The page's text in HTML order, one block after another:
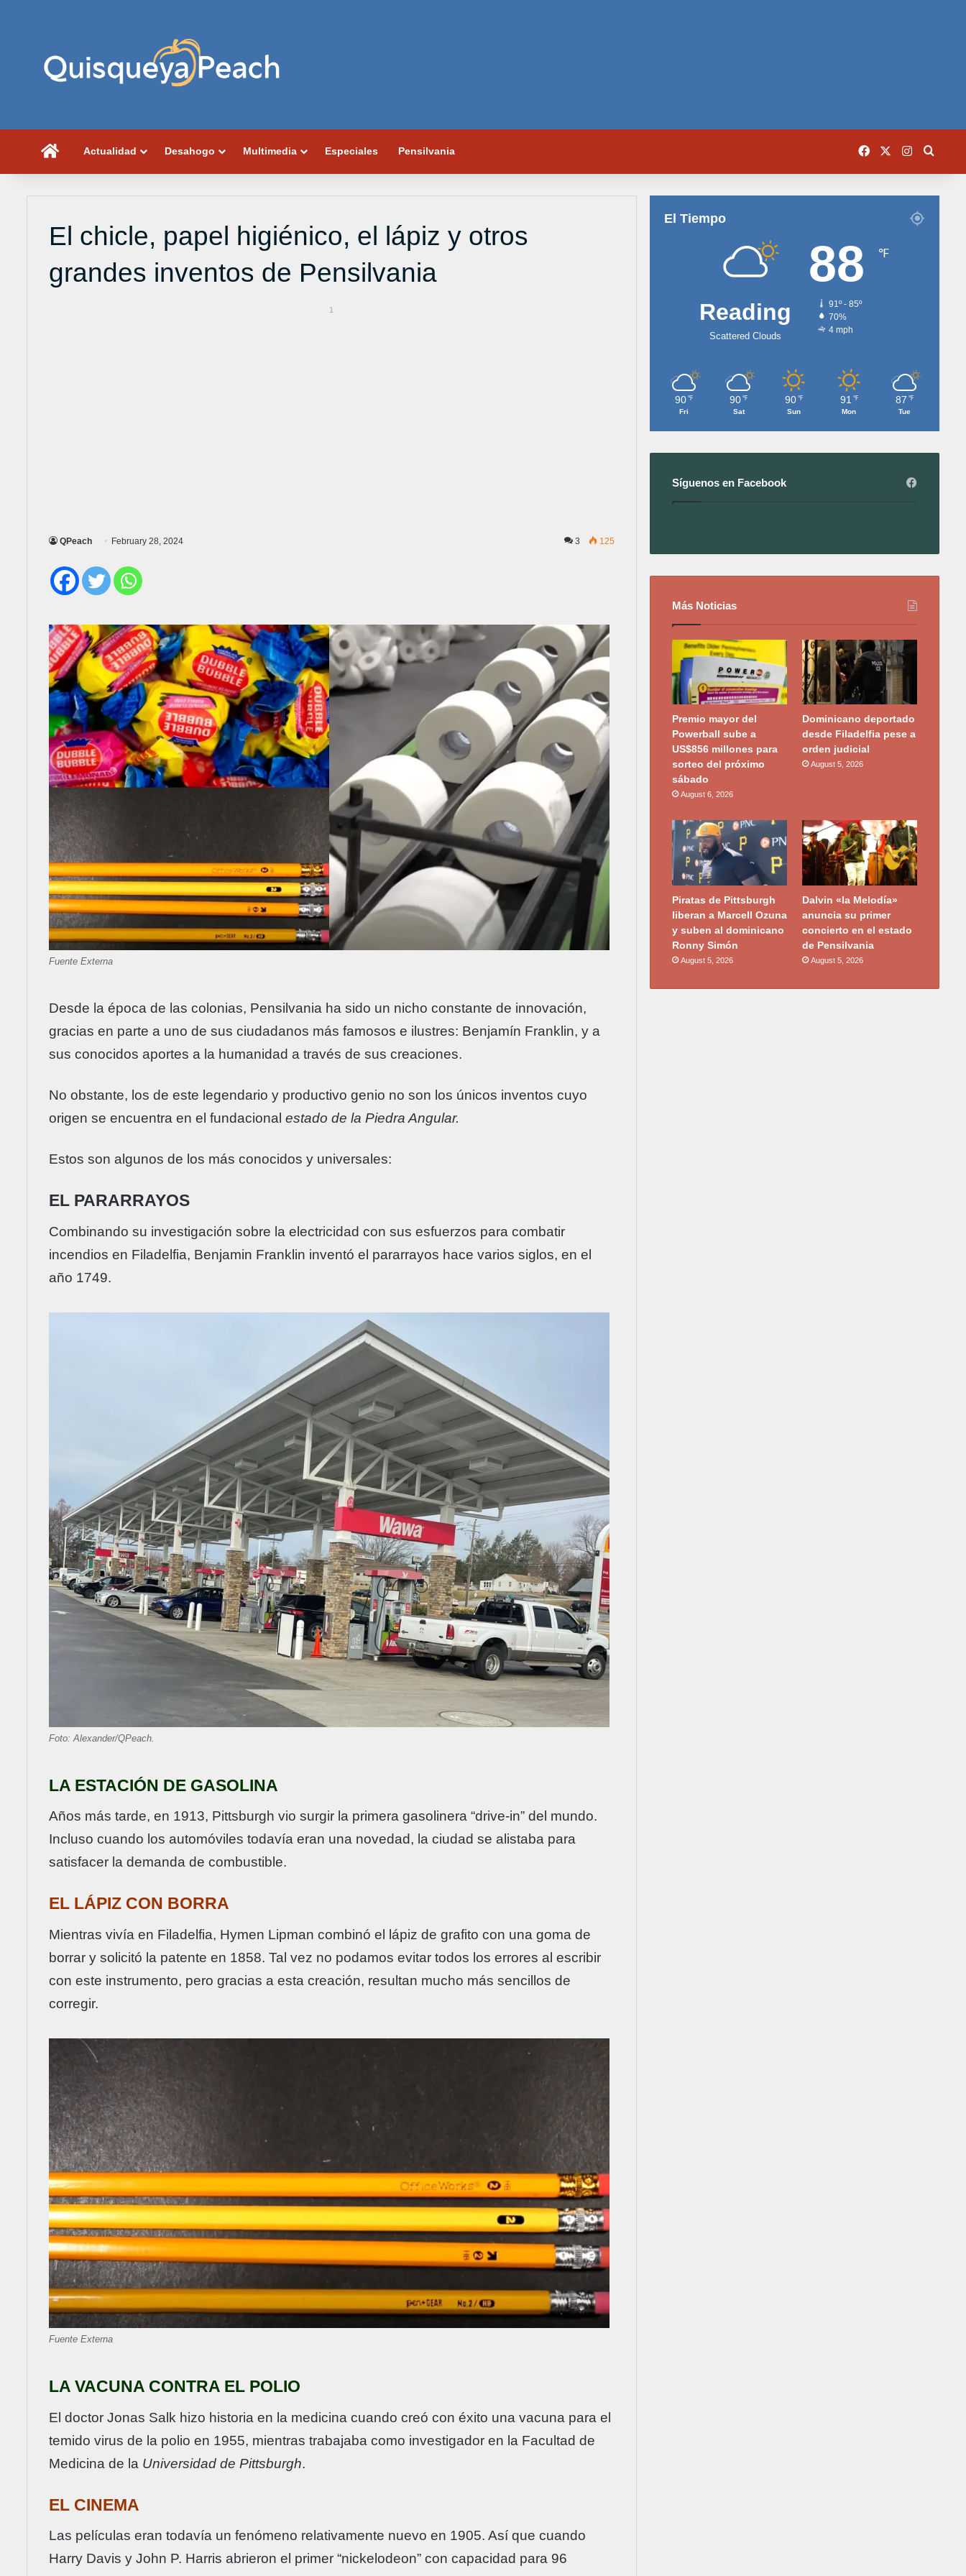
PortadaActualidad Desahogo Multimedia Especiales Pensilvania Facebook Instagram
El chicle, papel higiénico, el lápiz y otros
grandes inventos de Pensilvania
1
QPeach February 28, 2024 3 125
Fuente Externa
Desde la época de las colonias, Pensilvania ha sido un nicho constante de innovación,
gracias en parte a uno de sus ciudadanos más famosos e ilustres: Benjamín Franklin, y a
sus conocidos aportes a la humanidad a través de sus creaciones.
No obstante, los de este legendario y productivo genio no son los únicos inventos cuyo
origen se encuentra en el fundacional estado de la Piedra Angular.
Estos son algunos de los más conocidos y universales:
EL PARARRAYOS
Combinando su investigación sobre la electricidad con sus esfuerzos para combatir
incendios en Filadelfia, Benjamin Franklin inventó el pararrayos hace varios siglos, en el
año 1749.
Foto: Alexander/QPeach.
LA ESTACIÓN DE GASOLINA
Años más tarde, en 1913, Pittsburgh vio surgir la primera gasolinera “drive-in” del mundo.
Incluso cuando los automóviles todavía eran una novedad, la ciudad se alistaba para
satisfacer la demanda de combustible.
EL LÁPIZ CON BORRA
Mientras vivía en Filadelfia, Hymen Lipman combinó el lápiz de grafito con una goma de
borrar y solicitó la patente en 1858. Tal vez no podamos evitar todos los errores al escribir
con este instrumento, pero gracias a esta creación, resultan mucho más sencillos de
corregir.
Fuente Externa
LA VACUNA CONTRA EL POLIO
El doctor Jonas Salk hizo historia en la medicina cuando creó con éxito una vacuna para el
temido virus de la polio en 1955, mientras trabajaba como investigador en la Facultad de
Medicina de la Universidad de Pittsburgh.
EL CINEMA
Las películas eran todavía un fenómeno relativamente nuevo en 1905. Así que cuando
Harry Davis y John P. Harris abrieron el primer “nickelodeon” con capacidad para 96
El Tiempo
Reading
Scattered Clouds
88 ℉
91º - 85º
70%
4 mph
90 ℉
Fri
90 ℉
Sat
90 ℉
Sun
91 ℉
Mon
87 ℉
Tue
Síguenos en Facebook
Más Noticias
Premio mayor del
Powerball sube a
US$856 millones para
sorteo del próximo
sábado
August 6, 2026
Dominicano deportado
desde Filadelfia pese a
orden judicial
August 5, 2026
Piratas de Pittsburgh
liberan a Marcell Ozuna
y suben al dominicano
Ronny Simón
August 5, 2026
Dalvin «la Melodía»
anuncia su primer
concierto en el estado
de Pensilvania
August 5, 2026